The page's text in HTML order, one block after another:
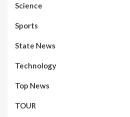
Science
Sports
State News
Technology
Top News
TOUR